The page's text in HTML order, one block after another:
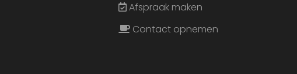
Afspraak maken
Contact opnemen